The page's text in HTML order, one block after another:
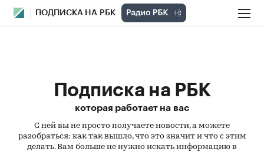
ПОДПИСКА НА РБК
Подписка на РБК
которая работает на вас
С ней вы не просто получаете новости, а можете
разобраться: как так вышло, что это значит и что с этим
делать. Вам больше не нужно искать информацию в